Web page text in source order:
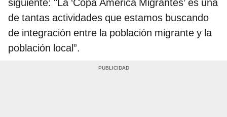
siguiente: "La ‘Copa América Migrantes’ es una
de tantas actividades que estamos buscando
de integración entre la población migrante y la
población local”.